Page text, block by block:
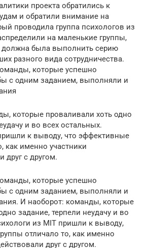
проекта обратились к
и обратили внимание на
проводила группа психологов из
на маленькие группы,
должна была выполнить серию
разного вида сотрудничества.
которые успешно
с одним заданием, выполняли и
которые проваливали хоть одно
и во всех остальных.
к выводу, что эффективные
как именно участники
друг с другом.
которые успешно
с одним заданием, выполняли и
И наоборот: команды, которые
задание, терпели неудачу и во
из MIT пришли к выводу,
отличало то, как именно
друг с другом.